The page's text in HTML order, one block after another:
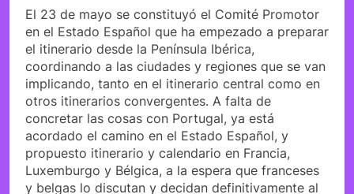
El 23 de mayo se constituyó el Comité Promotor
en el Estado Español que ha empezado a preparar
el itinerario desde la Península Ibérica,
coordinando a las ciudades y regiones que se van
implicando, tanto en el itinerario central como en
otros itinerarios convergentes. A falta de
concretar las cosas con Portugal, ya está
acordado el camino en el Estado Español, y
propuesto itinerario y calendario en Francia,
Luxemburgo y Bélgica, a la espera que franceses
y belgas lo discutan y decidan definitivamente al